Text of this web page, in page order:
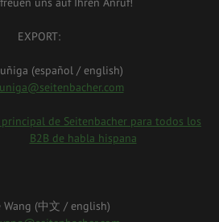
EXPORT:
(español / english)
de Seitenbacher para todos los
B2B de habla hispana
Wang (中⽂ / english)